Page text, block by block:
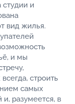
студии и
вид жилья.
и мы
строить
самых
разумеется, в